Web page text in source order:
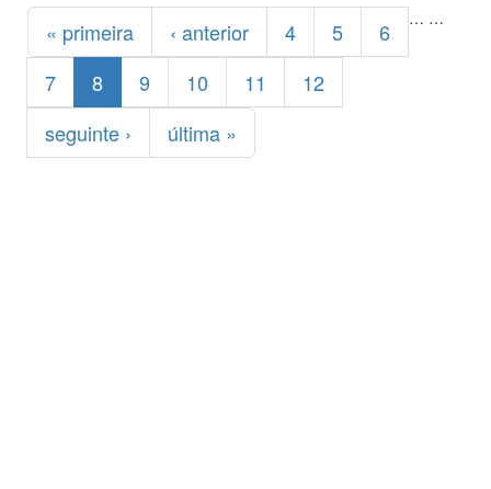
Páginas
« primeira ‹ anterior …
4 5
6
7
8 9 10 11 12
…
seguinte › última »